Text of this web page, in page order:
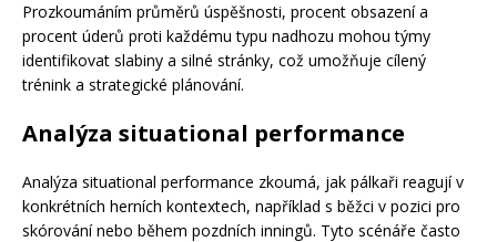
Prozkoumáním průměrů úspěšnosti, procent obsazení a
procent úderů proti každému typu nadhozu mohou týmy
identifikovat slabiny a silné stránky, což umožňuje cílený
trénink a strategické plánování.
Analýza situational performance
Analýza situational performance zkoumá, jak pálkaři reagují v
konkrétních herních kontextech, například s běžci v pozici pro
skórování nebo během pozdních inningů. Tyto scénáře často